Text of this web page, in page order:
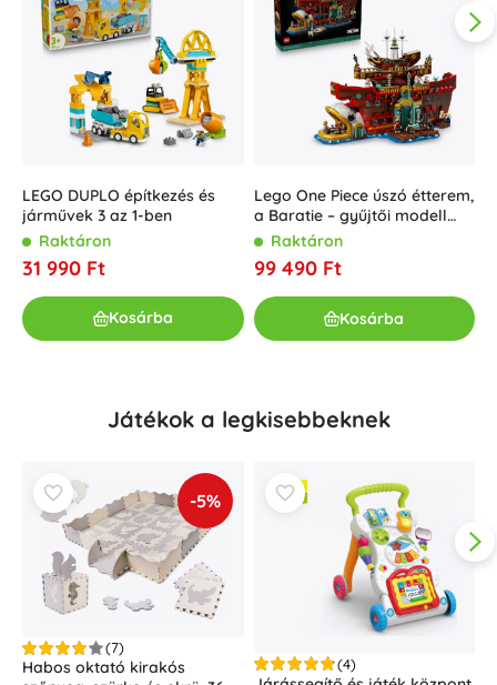
LEGO DUPLO építkezés és
járművek 3 az 1-ben
Raktáron
31 990 Ft
Kosárba
Lego One Piece úszó étterem,
a Baratie – gyűjtői modell
felnőtteknek
Raktáron
99 490 Ft
Kosárba
Játékok a legkisebbeknek
-5%
(7)
Habos oktató kirakós
(4)